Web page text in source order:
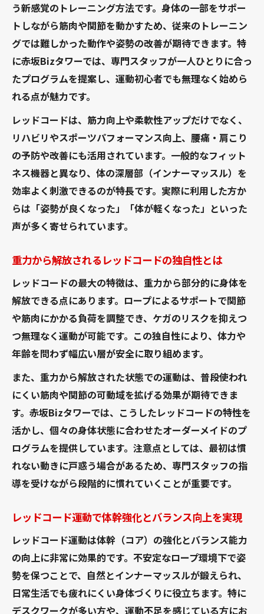
う新感覚のトレーニング方法です。身体の一部をサポー
トしながら筋肉や関節を動かすため、従来のトレーニン
グでは難しかった動作や姿勢の改善が期待できます。特
に赤坂Bizタワーでは、専門スタッフが一人ひとりに合っ
たプログラムを提案し、運動初心者でも無理なく始めら
れる点が魅力です。
レッドコードは、筋力向上や柔軟性アップだけでなく、
リハビリやスポーツパフォーマンス向上、腰痛・肩こり
の予防や改善にも活用されています。一般的なフィット
ネス機器と異なり、体の深層部（インナーマッスル）を
効率よく刺激できるのが特長です。実際に利用した方か
らは「姿勢が良くなった」「体が軽くなった」といった
声が多く寄せられています。
重力から解放されるレッドコードの独自性とは
レッドコードの最大の特徴は、重力から部分的に身体を
解放できる点にあります。ロープによるサポートで関節
や筋肉にかかる負荷を調整でき、ケガのリスクを抑えつ
つ無理なく運動が可能です。この独自性により、体力や
年齢を問わず幅広い層が安全に取り組めます。
また、重力から解放された状態での運動は、普段使われ
にくい筋肉や関節の可動域を拡げる効果が期待できま
す。赤坂Bizタワーでは、こうしたレッドコードの特性を
活かし、個々の身体状態に合わせたオーダーメイドのプ
ログラムを提供しています。注意点としては、最初は慣
れない動きに戸惑う場合があるため、専門スタッフの指
導を受けながら段階的に慣れていくことが重要です。
レッドコード運動で体幹強化とバランス向上を実現
レッドコード運動は体幹（コア）の強化とバランス能力
の向上に非常に効果的です。不安定なロープ環境下で姿
勢を保つことで、自然とインナーマッスルが鍛えられ、
日常生活でも疲れにくい身体づくりに役立ちます。特に
デスクワークが多い方や、運動不足を感じている方にお